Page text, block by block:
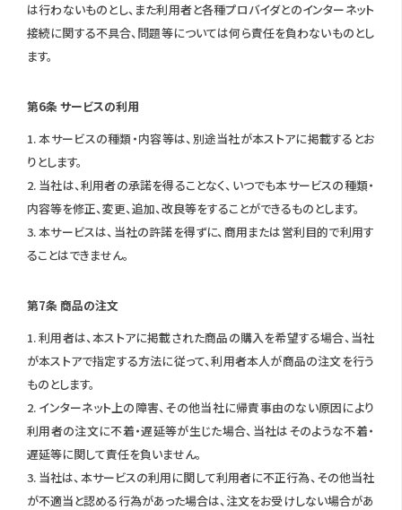
は行わないものとし、また利用者と各種プロバイダとのインターネット
接続に関する不具合、問題等については何ら責任を負わないものとし
ます。
第6条 サービスの利用
1. 本サービスの種類・内容等は、別途当社が本ストアに掲載するとお
りとします。
2. 当社は、利用者の承諾を得ることなく、いつでも本サービスの種類・
内容等を修正、変更、追加、改良等をすることができるものとします。
3. 本サービスは、当社の許諾を得ずに、商用または営利目的で利用す
ることはできません。
第7条 商品の注文
1. 利用者は、本ストアに掲載された商品の購入を希望する場合、当社
が本ストアで指定する方法に従って、利用者本人が商品の注文を行う
ものとします。
2. インターネット上の障害、その他当社に帰責事由のない原因により
利用者の注文に不着・遅延等が生じた場合、当社はそのような不着・
遅延等に関して責任を負いません。
3. 当社は、本サービスの利用に関して利用者に不正行為、その他当社
が不適当と認める行為があった場合は、注文をお受けしない場合があ